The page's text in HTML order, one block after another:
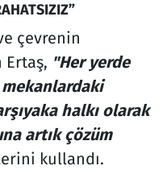
çevrenin
Ertaş, "Her yerde
mekanlardaki
halkı olarak
artık çözüm
kullandı.